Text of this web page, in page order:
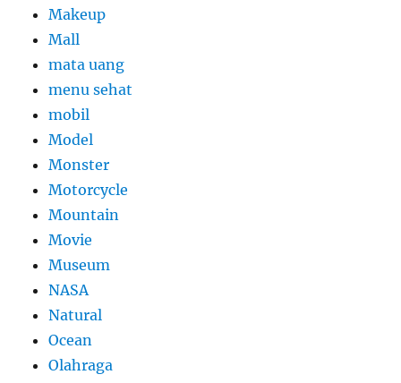
Makeup
Mall
mata uang
menu sehat
mobil
Model
Monster
Motorcycle
Mountain
Movie
Museum
NASA
Natural
Ocean
Olahraga